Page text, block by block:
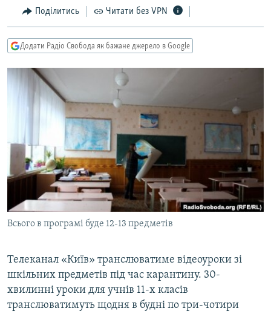
Перейти
до
пошуку
СУСПІЛЬСТВО
УКРАЇНА
ДОНБАС.РЕАЛІЇ
ТИ ЯК?
СХЕМИ
КИТАЙ.ВИКЛИКИ
МУЛЬТИМЕДІА
ФОТО
СПЕЦПРОЄКТИ
ПОДКАСТИ
КРИМ РЕАЛІЇ
УКР
КТАТ
ДОЛУЧАЙСЯ!
Поділитись Читати без VPN
Додати Радіо Свобода як бажане джерело в Google
Всього в програмі буде 12-13 предметів
Телеканал «Київ» транслюватиме відеоуроки зі
шкільних предметів під час карантину. 30-
хвилинні уроки для учнів 11-х класів
транслюватимуть щодня в будні по три-чотири